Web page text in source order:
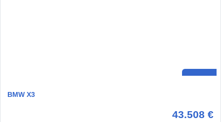
BMW X3
43.508 €